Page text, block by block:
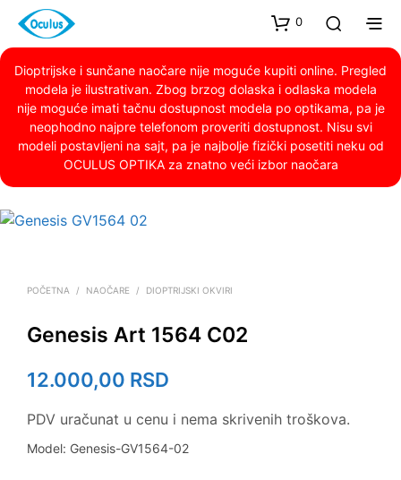
0
Dioptrijske i sunčane naočare nije moguće kupiti online. Pregled
modela je ilustrativan. Zbog brzog dolaska i odlaska modela
nije moguće imati tačnu dostupnost modela po optikama, pa je
neophodno najpre telefonom proveriti dostupnost. Nisu svi
modeli postavljeni na sajt, pa je najbolje fizički posetiti neku od
OCULUS OPTIKA za znatno veći izbor naočara
POČETNA / NAOČARE / DIOPTRIJSKI OKVIRI
Genesis Art 1564 C02
12.000,00 RSD
PDV uračunat u cenu i nema skrivenih troškova.
Model: Genesis-GV1564-02